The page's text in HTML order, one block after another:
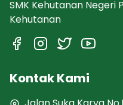
SMK Kehutanan
Kehutanan
Kontak Kami